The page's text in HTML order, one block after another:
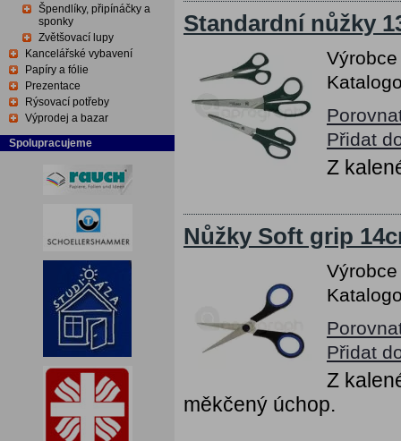
Špendlíky, připínáčky a
sponky
Zvětšovací lupy
Kancelářské vybavení
Papíry a fólie
Prezentace
Rýsovací potřeby
Výprodej a bazar
Spolupracujeme
Standardní nůžky
Přidat
Z
Nůžky Soft grip
Přidat
Z
měkčený úchop.